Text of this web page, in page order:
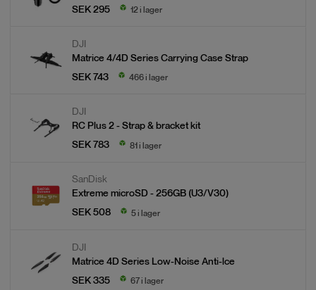
SEK 295
12 i lager
DJI
Matrice 4/4D Series Carrying Case Strap
SEK 743
466 i lager
DJI
RC Plus 2 - Strap & bracket kit
SEK 783
81 i lager
SanDisk
Extreme microSD - 256GB (U3/V30)
SEK 508
5 i lager
DJI
Matrice 4D Series Low-Noise Anti-lce
SEK 335
67 i lager